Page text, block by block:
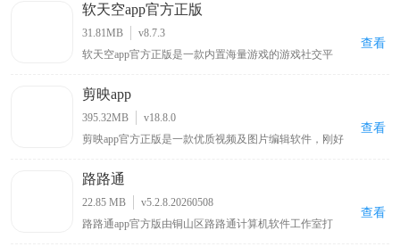
键搜索的到，非常全面；并且玩热门游戏加速减速任你说
了算，玩游戏就要玩出畅快感！而且使用​冲鸭变速器app
最新版能够帮助用户加快游戏进度，让你可以随时在这里
加快自己的游戏进程，直接畅玩各种游戏，非常适合那些
情内容啦。
软天空app官方正版
31.81MB
v8.7.3
软天空app官方正版是一款内置海量游戏的游戏社交平
游戏日常动态展示游戏生活，通过分享帖子寻找志同道合
的朋友交流，此外游戏玩家还能在上面找到大神编写的各
种游戏攻略以学习更多游戏技巧，欢迎感兴趣的朋友下载
玩耍！
查看
剪映app
395.32MB
v18.8.0
剪映app官方正版是一款优质视频及图片编辑软件，刚好
使用炫酷特效、滤镜效果，让成品媲美电影，整个过程简
单无复杂操作，且无会员付费和广告，让你的视频剪辑更
简单轻松 。
查看
路路通
22.85 MB
v5.2.8.20260508
路路通app官方版由铜山区路路通计算机软件工作室打
查看